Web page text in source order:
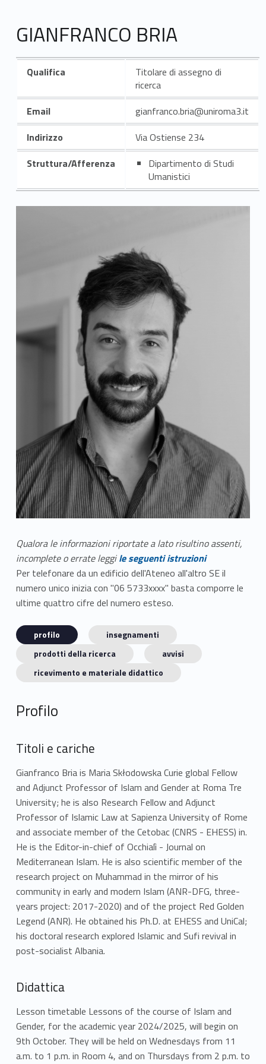
GIANFRANCO BRIA
Qualifica
Titolare di assegno di
ricerca
Email
gianfranco.bria@uniroma3.it
Indirizzo
Via Ostiense 234
Struttura/Afferenza
Dipartimento di Studi
Umanistici
Qualora le informazioni riportate a lato risultino assenti,
incomplete o errate leggile seguenti istruzioni
Per telefonare da un edificio dell'Ateneo all'altro SE il
numero unico inizia con "06 5733xxxx" basta comporre le
ultime quattro cifre del numero esteso.
profilo
insegnamenti
prodotti della ricerca
avvisi
ricevimento e materiale didattico
Profilo
Titoli e cariche
Gianfranco Bria is Maria Skłodowska Curie global Fellow
and Adjunct Professor of Islam and Gender at Roma Tre
University; he is also Research Fellow and Adjunct
Professor of Islamic Law at Sapienza University of Rome
and associate member of the Cetobac (CNRS - EHESS) in.
He is the Editor-in-chief of Occhialì - Journal on
Mediterranean Islam. He is also scientific member of the
research project on Muhammad in the mirror of his
community in early and modern Islam (ANR-DFG, three-
years project: 2017-2020) and of the project Red Golden
Legend (ANR). He obtained his Ph.D. at EHESS and UniCal;
his doctoral research explored Islamic and Sufi revival in
post-socialist Albania.
Didattica
Lesson timetable Lessons of the course of Islam and
Gender, for the academic year 2024/2025, will begin on
9th October. They will be held on Wednesdays from 11
a.m. to 1 p.m. in Room 4, and on Thursdays from 2 p.m. to